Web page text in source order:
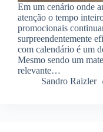
Em um cenário onde
atenção o tempo
promocionais
surpreendentemente
com calendário é um
Mesmo sendo um
relevante…
Sandro Raizler